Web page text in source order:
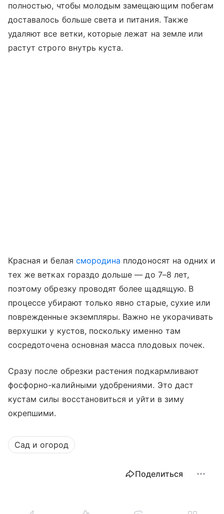
полностью, чтобы молодым замещающим побегам
доставалось больше света и питания. Также
удаляют все ветки, которые лежат на земле или
растут строго внутрь куста.
Красная и белая смородина плодоносят на одних и
тех же ветках гораздо дольше — до 7–8 лет,
поэтому обрезку проводят более щадящую. В
процессе убирают только явно старые, сухие или
поврежденные экземпляры. Важно не укорачивать
верхушки у кустов, поскольку именно там
сосредоточена основная масса плодовых почек.
Сразу после обрезки растения подкармливают
фосфорно-калийными удобрениями. Это даст
кустам силы восстановиться и уйти в зиму
окрепшими.
Сад и огород
Поделиться